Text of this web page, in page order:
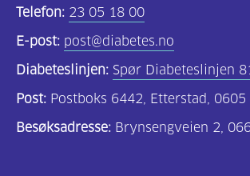
Telefon: 23 05 18 00
E-post: post@diabetes.no
Diabeteslinjen: Spør Diabeteslinjen
Post: Postboks 6442, Etterstad, 0605
Besøksadresse: Brynsengveien 2,